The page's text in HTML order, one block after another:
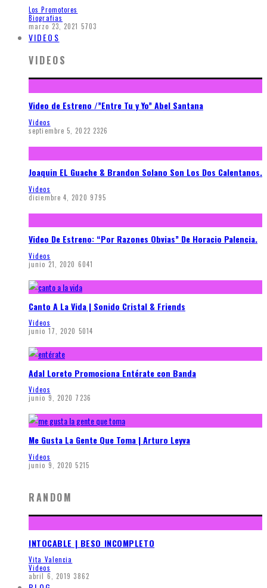
Los Promotores
Biografias
marzo 23, 2021 5703
VIDEOS
VIDEOS
Video de Estreno /”Entre Tu y Yo” Abel Santana
Videos
septiembre 5, 2022 2326
Joaquin EL Guache & Brandon Solano Son Los Dos Calentanos.
Videos
diciembre 4, 2020 9795
Video De Estreno: “Por Razones Obvias” De Horacio Palencia.
Videos
junio 21, 2020 6041
Canto A La Vida | Sonido Cristal & Friends
Videos
junio 17, 2020 5014
Adal Loreto Promociona Entérate con Banda
Videos
junio 9, 2020 7236
Me Gusta La Gente Que Toma | Arturo Leyva
Videos
junio 9, 2020 5215
RANDOM
INTOCABLE | BESO INCOMPLETO
Vita Valencia
Videos
abril 6, 2019 3862